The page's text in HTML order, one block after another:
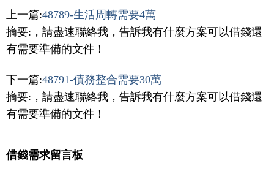
上一篇:48789-生活周轉需要4萬
摘要:，請盡速聯絡我，告訴我有什麼方案可以借錢還
有需要準備的文件！
下一篇:48791-債務整合需要30萬
摘要:，請盡速聯絡我，告訴我有什麼方案可以借錢還
有需要準備的文件！
借錢需求留言板